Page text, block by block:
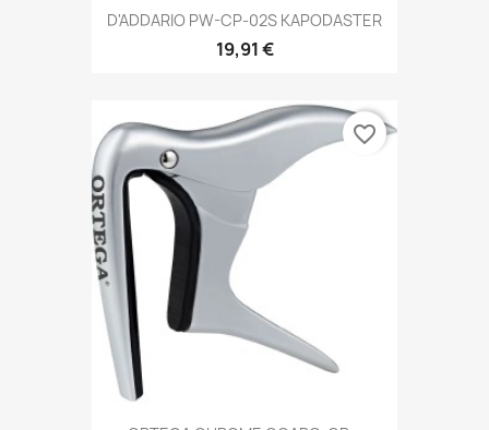
D'ADDARIO PW-CP-02S KAPODASTER
19,91 €
favorite_border